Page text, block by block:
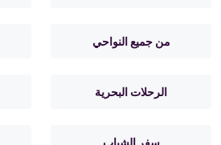
من جميع النواحي
الرحلات البحرية